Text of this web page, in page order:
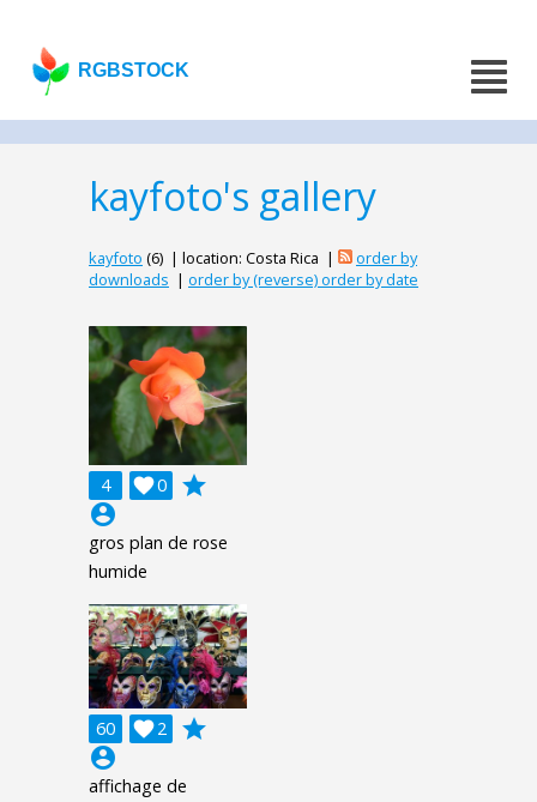
RGBSTOCK
kayfoto's gallery
kayfoto (6) | location: Costa Rica |
order by
downloads | order by (reverse) order by date
4 0

grade
account_circle
gros plan de rose
humide
60 2

grade
account_circle
affichage de